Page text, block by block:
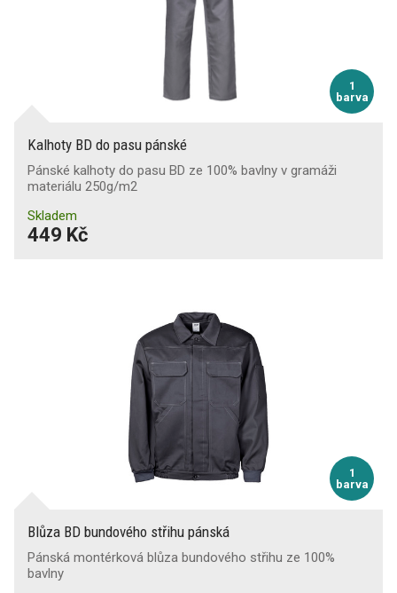
1
barva
Kalhoty BD do pasu pánské
Pánské kalhoty do pasu BD ze 100% bavlny v gramáži
materiálu 250g/m2
Skladem
449 Kč
1
barva
Blůza BD bundového střihu pánská
Pánská montérková blůza bundového střihu ze 100%
bavlny